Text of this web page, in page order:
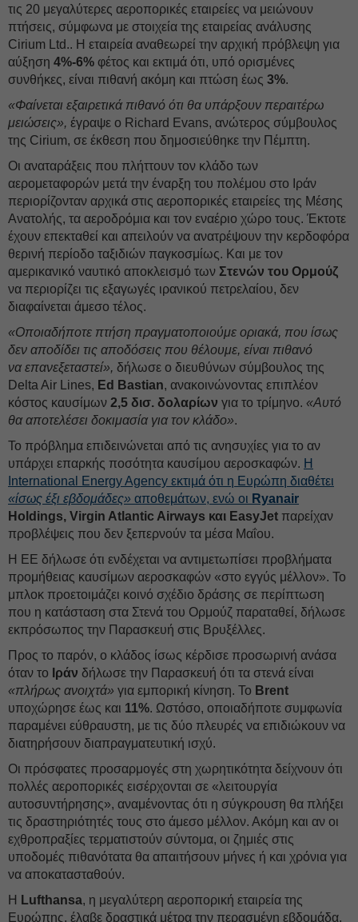
τις 20 μεγαλύτερες αεροπορικές εταιρείες να μειώνουν
πτήσεις, σύμφωνα με στοιχεία της εταιρείας ανάλυσης
Cirium Ltd.. Η εταιρεία αναθεωρεί την αρχική πρόβλεψη για
αύξηση 4%-6% φέτος και εκτιμά ότι, υπό ορισμένες
συνθήκες, είναι πιθανή ακόμη και πτώση έως 3%.
«Φαίνεται εξαιρετικά πιθανό ότι θα υπάρξουν περαιτέρω
μειώσεις», έγραψε ο Richard Evans, ανώτερος σύμβουλος
της Cirium, σε έκθεση που δημοσιεύθηκε την Πέμπτη.
Οι αναταράξεις που πλήττουν τον κλάδο των
αερομεταφορών μετά την έναρξη του πολέμου στο Ιράν
περιορίζονταν αρχικά στις αεροπορικές εταιρείες της Μέσης
Ανατολής, τα αεροδρόμια και τον εναέριο χώρο τους. Έκτοτε
έχουν επεκταθεί και απειλούν να ανατρέψουν την κερδοφόρα
θερινή περίοδο ταξιδιών παγκοσμίως. Και με τον
αμερικανικό ναυτικό αποκλεισμό των Στενών του Ορμούζ
να περιορίζει τις εξαγωγές ιρανικού πετρελαίου, δεν
διαφαίνεται άμεσο τέλος.
«Οποιαδήποτε πτήση πραγματοποιούμε οριακά, που ίσως
δεν αποδίδει τις αποδόσεις που θέλουμε, είναι πιθανό
να επανεξεταστεί», δήλωσε ο διευθύνων σύμβουλος της
Delta Air Lines, Ed Bastian, ανακοινώνοντας επιπλέον
κόστος καυσίμων 2,5 δισ. δολαρίων για το τρίμηνο. «Αυτό
θα αποτελέσει δοκιμασία για τον κλάδο».
Το πρόβλημα επιδεινώνεται από τις ανησυχίες για το αν
υπάρχει επαρκής ποσότητα καυσίμου αεροσκαφών. Η
International Energy Agency εκτιμά ότι η Ευρώπη διαθέτει
«ίσως έξι εβδομάδες» αποθεμάτων, ενώ οι Ryanair
Holdings, Virgin Atlantic Airways και EasyJet παρείχαν
προβλέψεις που δεν ξεπερνούν τα μέσα Μαΐου.
Η ΕΕ δήλωσε ότι ενδέχεται να αντιμετωπίσει προβλήματα
προμήθειας καυσίμων αεροσκαφών «στο εγγύς μέλλον». Το
μπλοκ προετοιμάζει κοινό σχέδιο δράσης σε περίπτωση
που η κατάσταση στα Στενά του Ορμούζ παραταθεί, δήλωσε
εκπρόσωπος την Παρασκευή στις Βρυξέλλες.
Προς το παρόν, ο κλάδος ίσως κέρδισε προσωρινή ανάσα
όταν το Ιράν δήλωσε την Παρασκευή ότι τα στενά είναι
«πλήρως ανοιχτά» για εμπορική κίνηση. Το Brent
υποχώρησε έως και 11%. Ωστόσο, οποιαδήποτε συμφωνία
παραμένει εύθραυστη, με τις δύο πλευρές να επιδιώκουν να
διατηρήσουν διαπραγματευτική ισχύ.
Οι πρόσφατες προσαρμογές στη χωρητικότητα δείχνουν ότι
πολλές αεροπορικές εισέρχονται σε «λειτουργία
αυτοσυντήρησης», αναμένοντας ότι η σύγκρουση θα πλήξει
τις δραστηριότητές τους στο άμεσο μέλλον. Ακόμη και αν οι
εχθροπραξίες τερματιστούν σύντομα, οι ζημιές στις
υποδομές πιθανότατα θα απαιτήσουν μήνες ή και χρόνια για
να αποκατασταθούν.
Η Lufthansa, η μεγαλύτερη αεροπορική εταιρεία της
Ευρώπης, έλαβε δραστικά μέτρα την περασμένη εβδομάδα,